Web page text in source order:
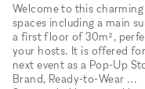
Welcome to this
spaces including a main
a first floor of 30m²,
your hosts. It is offered
next event as a Pop-Up
Brand, Ready-to-Wear ...